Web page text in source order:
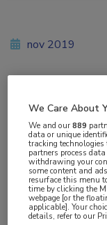
Huisartsen
nov 2019
Vakgebieden:
We Care About
We and our889
data or unique
tracking
partners process
withdrawing your
some content and
resurface this menu
time by clicking the
webpage [or the
applicable]. Your
details, refer to our